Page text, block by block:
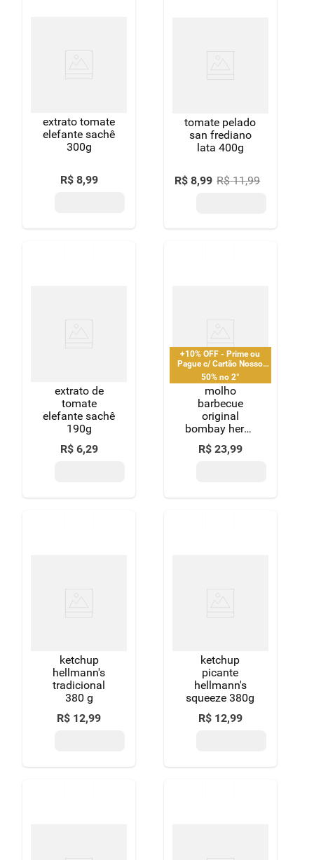
extrato tomate
elefante sachê
300g
R$ 8,99
tomate pelado
san frediano
lata 400g
R$ 8,99 R$ 11,99
extrato de
tomate
elefante sachê
190g
R$ 6,29
+10% OFF - Prime ou
Pague c/ Cartão Nosso
Pay
50% no 2°
molho
barbecue
original
bombay herbs
& spices vidro
365g
R$ 23,99
ketchup
hellmann's
tradicional
380 g
R$ 12,99
ketchup
picante
hellmann's
squeeze 380g
R$ 12,99